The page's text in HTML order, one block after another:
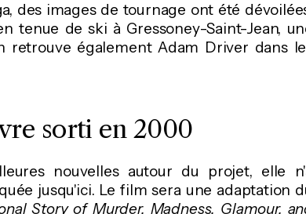
des images de tournage ont été
tenue de ski à Gressoney-Saint-Jean,
retrouve également Adam Driver dans
sorti en 2000
nouvelles autour du projet, elle
jusqu'ici. Le film sera une adaptation
Story of Murder, Madness, Glamour,